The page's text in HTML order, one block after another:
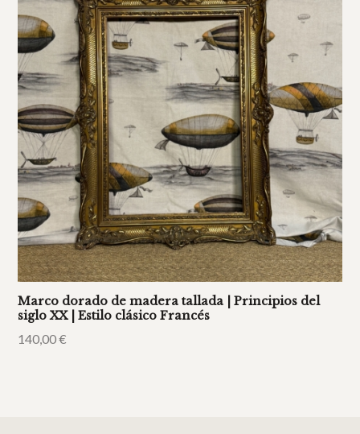
Marco dorado de madera tallada | Principios del
siglo XX | Estilo clásico Francés
140,00€